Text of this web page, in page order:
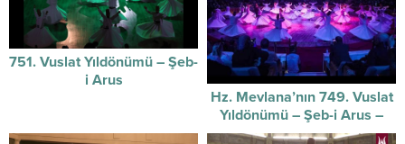
751. Vuslat Yıldönümü – Şeb-
i Arus
Hz. Mevlana’nın 749. Vuslat
Yıldönümü – Şeb-i Arus –
video